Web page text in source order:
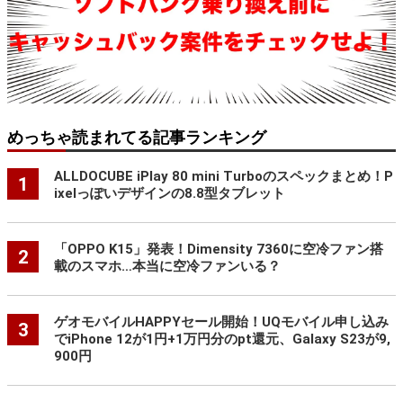
めっちゃ読まれてる記事ランキング
1
ALLDOCUBE iPlay 80 mini Turboのスペックまとめ！P
ixelっぽいデザインの8.8型タブレット
2
「OPPO K15」発表！Dimensity 7360に空冷ファン搭
載のスマホ…本当に空冷ファンいる？
3
ゲオモバイルHAPPYセール開始！UQモバイル申し込み
でiPhone 12が1円+1万円分のpt還元、Galaxy S23が9,
900円